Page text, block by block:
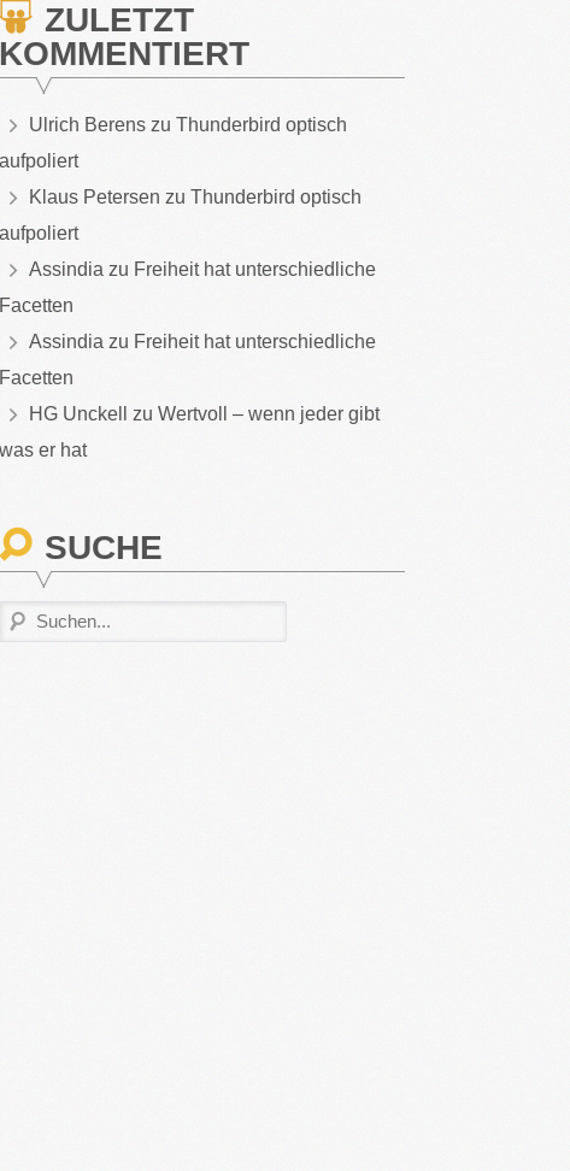
ZULETZT
KOMMENTIERT
Ulrich Berenszu Thunderbird optisch
aufpoliert
Klaus Petersen zu Thunderbird optisch
aufpoliert
Assindia zu Freiheit hat unterschiedliche
Facetten
Assindia zu Freiheit hat unterschiedliche
Facetten
HG Unckell
zu Wertvoll – wenn jeder gibt
was er hat
SUCHE